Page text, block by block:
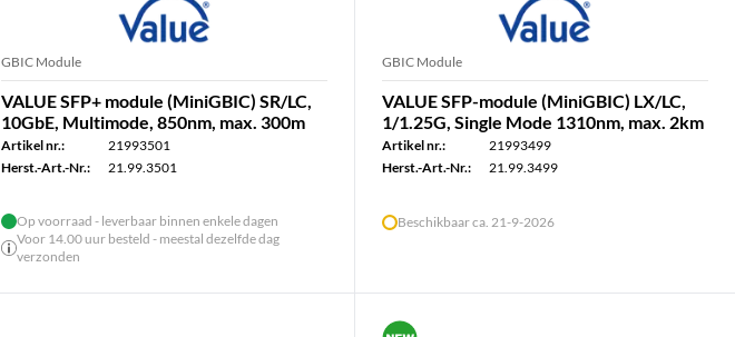
GBIC Module
VALUE SFP+ module (MiniGBIC) SR/LC,
10GbE, Multimode, 850nm, max. 300m
Artikel nr.:
21993501
Herst.-Art.-Nr.:
21.99.3501
Op voorraad - leverbaar binnen enkele dagen
Voor 14.00 uur besteld - meestal dezelfde dag
verzonden
GBIC Module
VALUE SFP-module (MiniGBIC) LX/LC,
1/1.25G, Single Mode 1310nm, max. 2km
Artikel nr.:
21993499
Herst.-Art.-Nr.:
21.99.3499
Beschikbaar ca. 21-9-2026